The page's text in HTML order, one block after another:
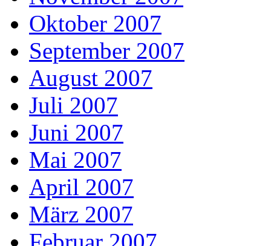
Oktober 2007
September 2007
August 2007
Juli 2007
Juni 2007
Mai 2007
April 2007
März 2007